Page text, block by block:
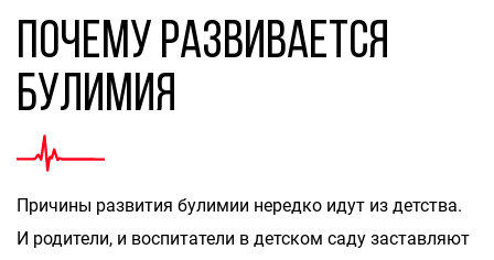
Почему развивается
булимия
Причины развития булимии нередко идут из детства.
И родители, и воспитатели в детском саду заставляют